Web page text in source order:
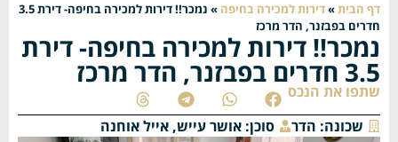
דף הבית»דירות למכירה בחיפה »
נמכר!! דירות למכירה בחיפה- דירת 3.5
חדרים בפבזנר, הדר מרכז
נמכר!! דירות למכירה בחיפה- דירת
3.5 חדרים בפבזנר, הדר מרכז
שתפו את הנכס
שכונה: הדר סוכן: אושר עייש, אייל אוחנה